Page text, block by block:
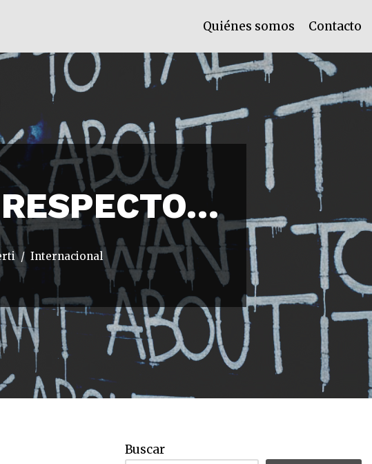
Quiénes somos Contacto
Internacional
Buscar